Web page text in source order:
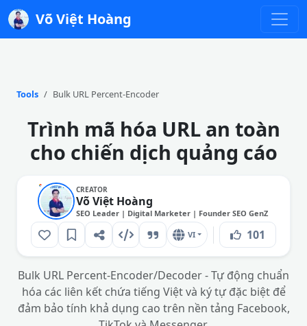
Võ Việt Hoàng
Tools Bulk URL Percent-Encoder
Trình mã hóa URL an toàn
cho chiến dịch quảng cáo
CREATOR
Võ Việt Hoàng
SEO Leader | Digital Marketer | Founder SEO GenZ
VI 101
Bulk URL Percent-Encoder/Decoder - Tự động chuẩn
hóa các liên kết chứa tiếng Việt và ký tự đặc biệt để
đảm bảo tính khả dụng cao trên nền tảng Facebook,